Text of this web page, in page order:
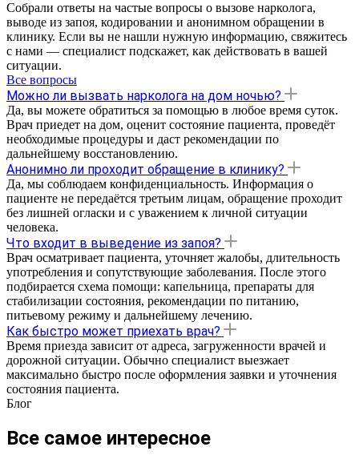
Собрали ответы на частые вопросы о вызове нарколога,
выводе из запоя, кодировании и анонимном обращении в
клинику. Если вы не нашли нужную информацию, свяжитесь
с нами — специалист подскажет, как действовать в вашей
ситуации.
Все вопросы
Можно ли вызвать нарколога на дом ночью?
Да, вы можете обратиться за помощью в любое время суток.
Врач приедет на дом, оценит состояние пациента, проведёт
необходимые процедуры и даст рекомендации по
дальнейшему восстановлению.
Анонимно ли проходит обращение в клинику?
Да, мы соблюдаем конфиденциальность. Информация о
пациенте не передаётся третьим лицам, обращение проходит
без лишней огласки и с уважением к личной ситуации
человека.
Что входит в выведение из запоя?
Врач осматривает пациента, уточняет жалобы, длительность
употребления и сопутствующие заболевания. После этого
подбирается схема помощи: капельница, препараты для
стабилизации состояния, рекомендации по питанию,
питьевому режиму и дальнейшему лечению.
Как быстро может приехать врач?
Время приезда зависит от адреса, загруженности врачей и
дорожной ситуации. Обычно специалист выезжает
максимально быстро после оформления заявки и уточнения
состояния пациента.
Блог
Все самое интересное